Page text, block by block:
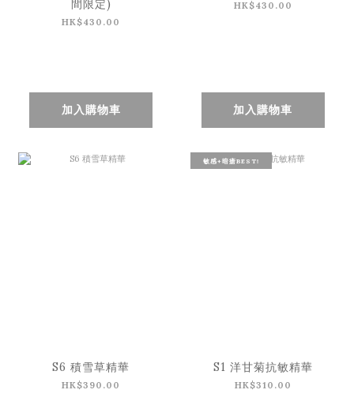
間限定)
HK$430.00
加入購物車
HK$430.00
加入購物車
S6 積雪草精華
HK$390.00
敏感+暗瘡BEST!
S1 洋甘菊抗敏精華
HK$310.00